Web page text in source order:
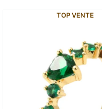
TOP VENTE